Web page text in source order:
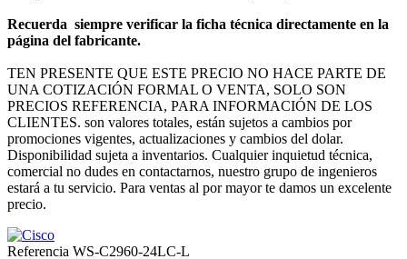
Recuerda siempre verificar la ficha técnica directamente en la
página del fabricante.
TEN PRESENTE QUE ESTE PRECIO NO HACE PARTE DE
UNA COTIZACIÓN FORMAL O VENTA, SOLO SON
PRECIOS REFERENCIA, PARA INFORMACIÓN DE LOS
CLIENTES. son valores totales, están sujetos a cambios por
promociones vigentes, actualizaciones y cambios del dolar.
Disponibilidad sujeta a inventarios. Cualquier inquietud técnica,
comercial no dudes en contactarnos, nuestro grupo de ingenieros
estará a tu servicio. Para ventas al por mayor te damos un excelente
precio.
Referencia WS-C2960-24LC-L